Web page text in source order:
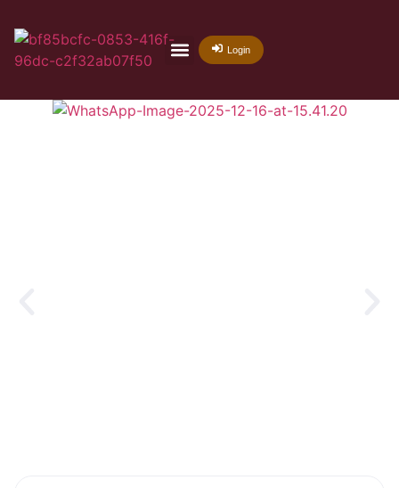
Login